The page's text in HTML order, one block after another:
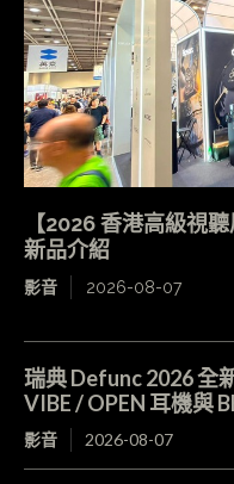
【2026 香港高級視
新品介紹
影音 2026-08-07
瑞典 Defunc 2026
VIBE / OPEN 耳機與
影音 2026-08-07